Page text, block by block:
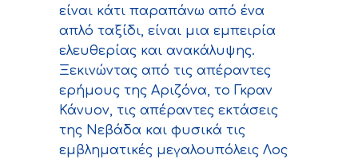
είναι κάτι παραπάνω από ένα
απλό ταξίδι, είναι μια εμπειρία
ελευθερίας και ανακάλυψης.
Ξεκινώντας από τις απέραντες
ερήμους της Αριζόνα, το Γκραν
Κάνυον, τις απέραντες εκτάσεις
της Νεβάδα και φυσικά τις
εμβληματικές μεγαλουπόλεις Λος